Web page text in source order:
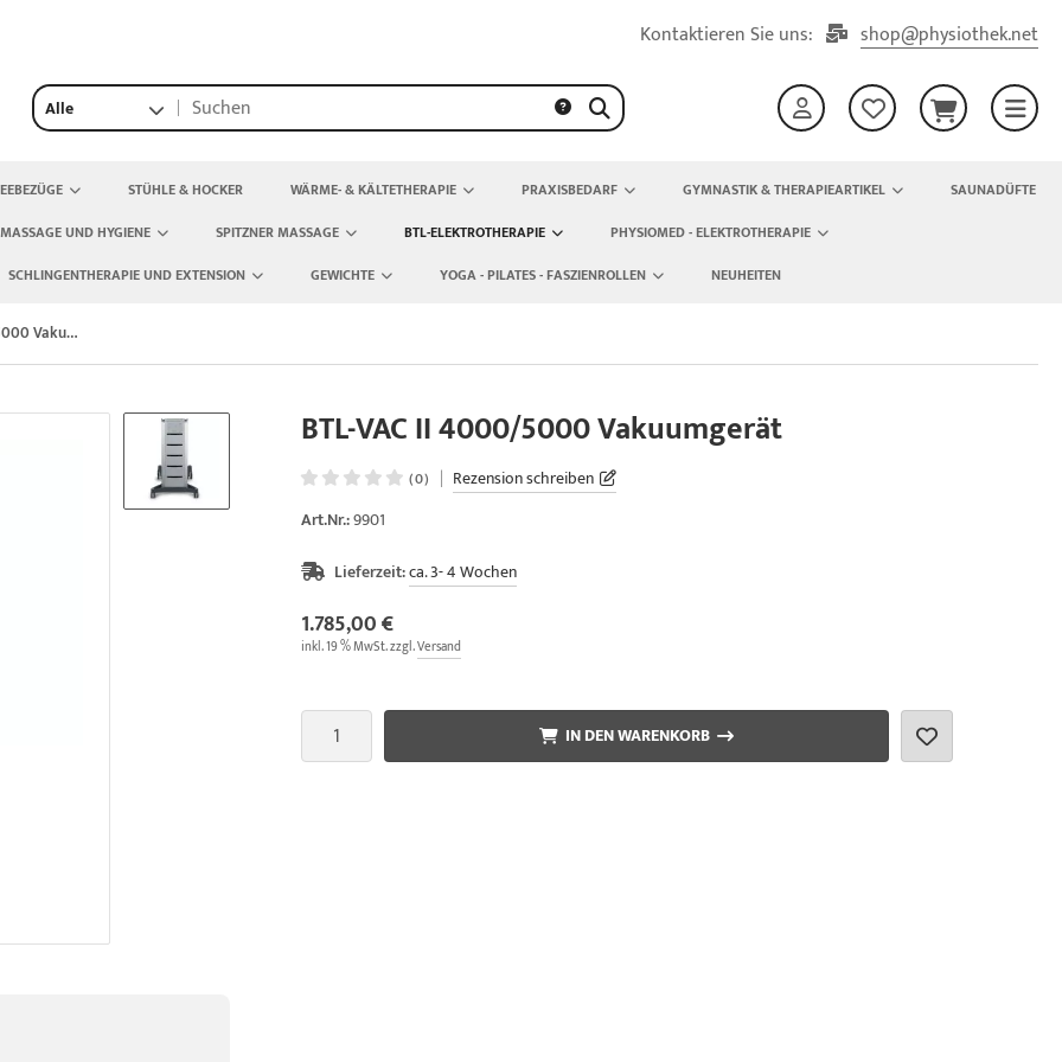
Kontaktieren Sie uns: shop@physiothek.net
Alle
STÜHLE & HOCKER WÄRME- & KÄLTETHERAPIE PRAXISBEDARF GYMNASTIK & THERAPIEARTIKEL
SAUNADÜFTE
UND HYGIENE SPITZNER MASSAGE BTL-ELEKTROTHERAPIE
PHYSIOMED - ELEKTROTHERAPIE
SCHLINGENTHERAPIE UND EXTENSION GEWICHTE YOGA - PILATES - FASZIENROLLEN NEUHEITEN
BTL-VAC II 4000/5000 Vakuumgerät
BTL-VAC II 4000/5000 Vakuumgerät
(0) | Rezension schreiben
Art.Nr.:9901
Lieferzeit:ca. 3- 4 Wochen
1.785,00 €
inkl. 19 % MwSt. zzgl.Versand
IN DEN WARENKORB